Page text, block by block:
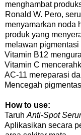
menghambat
Ronald W. Pero,
menyamarkan noda
produk yang
melawan pigmentasi
Vitamin B12
Vitamin C
AC-11 mereparasi
Mencegah
How to use:
Taruh Anti-Spot
Aplikasikan secara